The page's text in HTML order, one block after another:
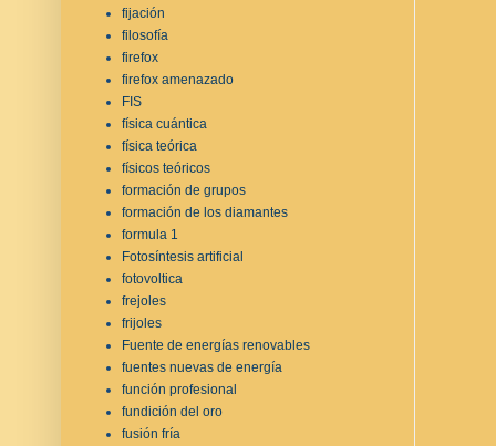
fijación
filosofía
firefox
firefox amenazado
FIS
física cuántica
física teórica
físicos teóricos
formación de grupos
formación de los diamantes
formula 1
Fotosíntesis artificial
fotovoltica
frejoles
frijoles
Fuente de energías renovables
fuentes nuevas de energía
función profesional
fundición del oro
fusión fría